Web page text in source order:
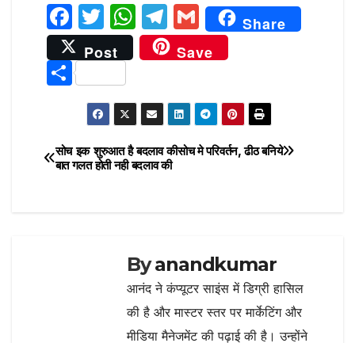
F
a
c
e
b
o
o
T
w
it
te
r
W
h
at
A
p
p
T
el
e
ra
m
G
m
ai
Share
Post
Save
S
h
ar
e
Post
सोच मे परिवर्तन, ढीठ बनिये
सोच इक शुरुआत है बदलाव की
बात गलत होती नही बदलाव की
Byanandkumar
आनंद ने कंप्यूटर साइंस में डिग्री हासिल
की है और मास्टर स्तर पर मार्केटिंग और
मीडिया मैनेजमेंट की पढ़ाई की है। उन्होंने